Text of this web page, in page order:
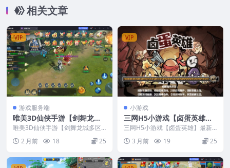
相关文章
VIP
游戏服务端
唯美3D仙侠手游【剑舞龙城
多区跨服版】最新整理Cent
OS手工服务端+多区跨服+本
地注册+本地验证+安卓苹果+
GM授权后台+视频教程
唯美3D仙侠手游【剑舞龙城多区
跨服版】最新整理CentOS手工服
务端+多区跨服+...
2 月前 18 25
VIP
小游戏
三网H5小游戏【卤蛋英雄】
最新整理Linux手工服务端
+源码
三网H5小游戏【卤蛋英雄】最新
3 月前 19 25